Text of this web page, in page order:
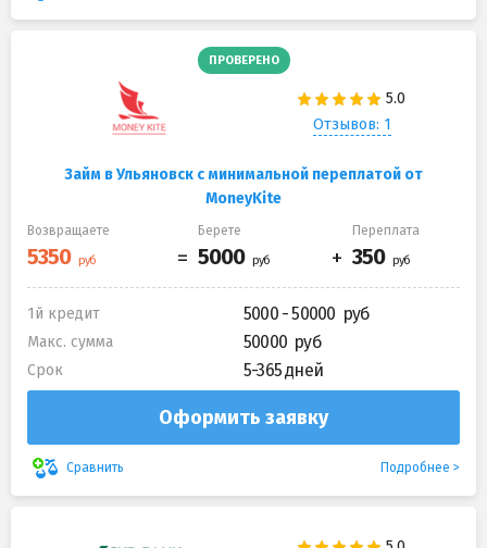
ПРОВЕРЕНО
Отзывов: 1
Займ в Ульяновск с минимальной переплатой от
MoneyKite
Возвращаете Берете Переплата
1й кредит 5000 - 50000
Макс. сумма 50000
Срок 5-365 дней
Оформить заявку
Сравнить Подробнее